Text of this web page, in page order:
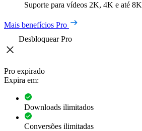
Suporte para vídeos 2K, 4K e até 8K
Mais benefícios Pro
Desbloquear Pro
Pro expirado
Expira em:
Downloads ilimitados
Conversões ilimitadas